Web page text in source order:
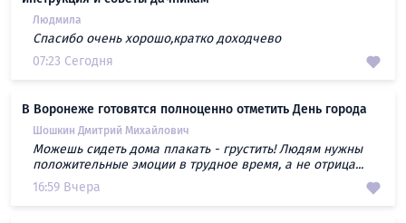
Людмила
Спасибо очень хорошо,кратко доходчево
07:23 Сегодня
В Воронеже готовятся полноценно отметить День города
Шошкин Дмитрий Михайлович
Можешь сидеть дома плакать - грустить! Людям нужны
положительные эмоции в трудное время, а не отрица...
16:59 Вчера